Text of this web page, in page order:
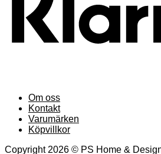
Om oss
Kontakt
Varumärken
Köpvillkor
Copyright 2026 © PS Home &